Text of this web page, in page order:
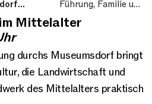
Führung, Familie und
Mittelalter
durchs Museumsdorf bringt
die Landwirtschaft und
des Mittelalters praktisch